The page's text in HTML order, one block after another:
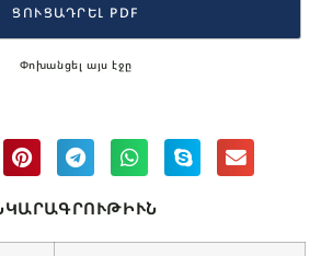
Փոխանցել այս էջը
ՑՈՒՑԱԴՐԵԼ PDF